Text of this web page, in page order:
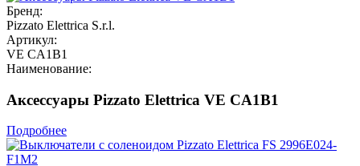
Бренд:
Pizzato Elettrica S.r.l.
Артикул:
VE CA1B1
Наименование:
Аксессуары Pizzato Elettrica VE CA1B1
Подробнее